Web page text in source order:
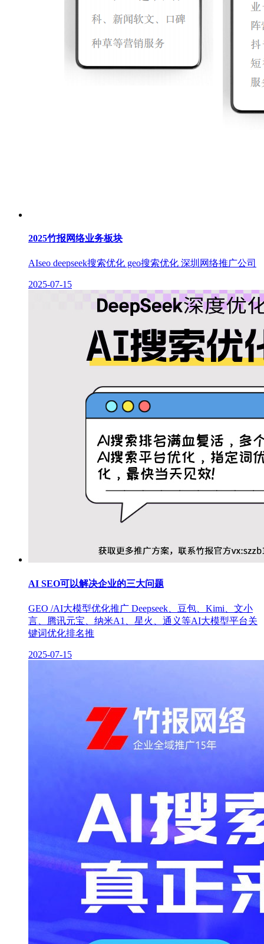
2025竹报网络业务板块
AIseo deepseek搜索优化 geo搜索优化 深圳网络推广公司
2025-07-15
AI SEO可以解决企业的三大问题
GEO /AI大模型优化推广 Deepseek、豆包、Kimi、文小
言、腾讯元宝、纳米A1、星火、通义等AI大模型平台关
键词优化排名推
2025-07-15